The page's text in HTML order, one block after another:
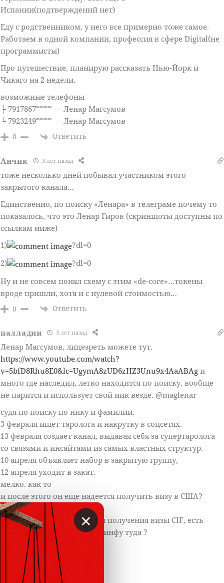
Испании(подтверждений нет)
Еду с родственником, у него все примерно тоже самое.
Работаем в одной компании, профессия в сфере Digital(не
программисты)
Про путешествие, планирую рассказать Нью-Йорк и
Чикаго на 2 недели.
возможные телефоны
├ 7917867**** — Ленар Магсумов
└ 7923249**** — Ленар Магсумов
0 Ответить
Анчик 3 лет назад
тоже несколько дней побывал участником этого
закрытого канала…
Единственно, по поиску «Ленара» в телеграме почему то
показалось, что это Ленар Гиров (скриншоты доступны по
ссылкам ниже)
1)
?dl=0
2)
?dl=0
Ну и не совсем понял схему с этим «de-core»…токены
вроде пришли, хотя и с нулевой стоимостью…
0 Ответить
палладин 3 лет назад
Ленар Магсумов, лицезреть можете тут.
https://www.youtube.com/watch?
v=5bfD8Rhu8E0&lc=UgymA8zUD6zHZ3Unu9x4AaABAg и
много где наследил, легко находится по поиску, вообще
не парится и использует свой ник везде. @maglenar
судя по поиску по нику и фамилии.
3 февраля ищет таролога и накрутку в соцсетях.
13 февраля создает канал, выдавая себя за супертаролога
со связями и инсайтами из самых властных структур.
10 апреля объявляет набор в закрытую группу,
12 апреля уходит в закат.
мелко. как то
и после этого он еще надеется получить визу в США?
наивно.
да,он на форуме искал пути получения визы CIF, есть
возможность передать эту инфу туда ?
Ответить
×